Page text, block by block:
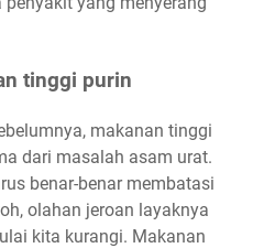
tinggi purin
makanan tinggi
dari masalah asam urat.
benar-benar membatasi
olahan jeroan layaknya
kita kurangi. Makanan